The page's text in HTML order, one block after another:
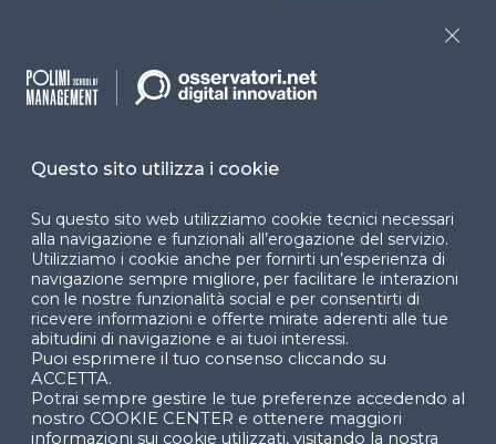
Facebook LinkedIn
© 2024 Copyright © Politecnico di Milano Dipartimento
di Ingegneria Gestionale
Questo sito utilizza i cookie
Su questo sito web utilizziamo cookie tecnici necessari
alla navigazione e funzionali all’erogazione del servizio.
Utilizziamo i cookie anche per fornirti un’esperienza di
navigazione sempre migliore, per facilitare le interazioni
con le nostre funzionalità social e per consentirti di
ricevere informazioni e offerte mirate aderenti alle tue
abitudini di navigazione e ai tuoi interessi.
Puoi esprimere il tuo consenso cliccando su
ACCETTA.
Potrai sempre gestire le tue preferenze accedendo al
nostro COOKIE CENTER e ottenere maggiori
informazioni sui cookie utilizzati, visitando la nostra